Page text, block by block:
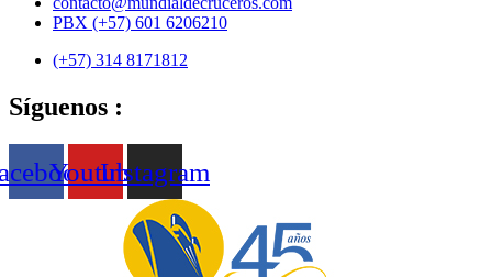
PBX (+57) 601 6206210
(+57) 314 8171812
Síguenos :
YoutubeInstagram